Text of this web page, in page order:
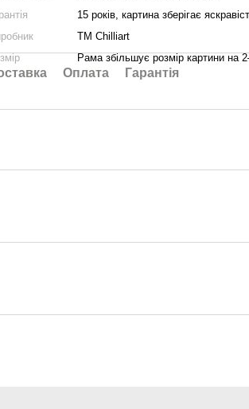
15 років, картина зберігає
ТМ Chilliart
Рама збільшує розмір картини на
Оплата Гарантія